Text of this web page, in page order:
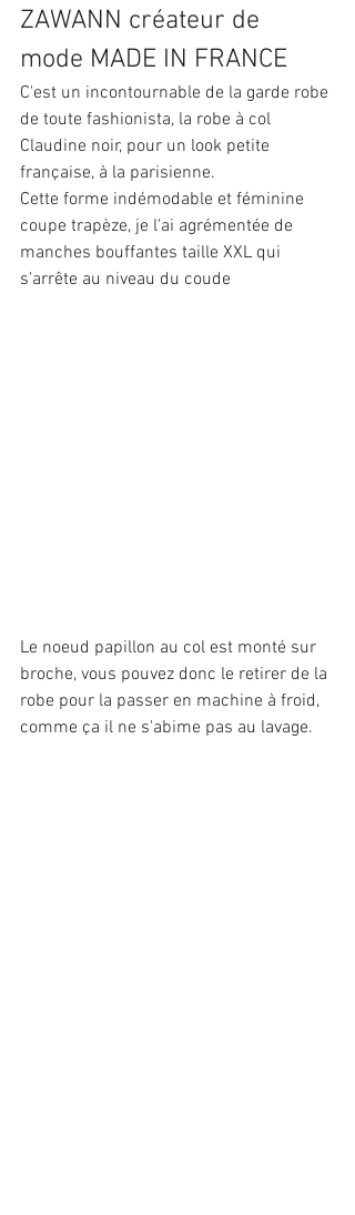
ZAWANN créateur de
mode MADE IN FRANCE
C'est un incontournable de la garde robe
de toute fashionista, la robe à col
Claudine noir, pour un look petite
française, à la parisienne.
Cette forme indémodable et féminine
coupe trapèze, je l'ai agrémentée de
manches bouffantes taille XXL qui
s'arrête au niveau du coude
Le noeud papillon au col est monté sur
broche, vous pouvez donc le retirer de la
robe pour la passer en machine à froid,
comme ça il ne s'abime pas au lavage.